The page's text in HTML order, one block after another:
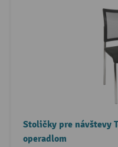
Stoličky pre návštevy
operadlom